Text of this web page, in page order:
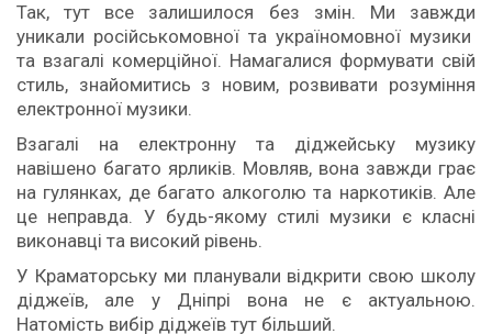
Так, тут все залишилося без змін. Ми завжди
уникали російськомовної та україномовної музики
та взагалі комерційної. Намагалися формувати свій
стиль, знайомитись з новим, розвивати розуміння
електронної музики.
Взагалі на електронну та діджейську музику
навішено багато ярликів. Мовляв, вона завжди грає
на гулянках, де багато алкоголю та наркотиків. Але
це неправда. У будь-якому стилі музики є класні
виконавці та високий рівень.
У Краматорську ми планували відкрити свою школу
діджеїв, але у Дніпрі вона не є актуальною.
Натомість вибір діджеїв тут більший.